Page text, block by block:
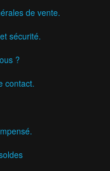
de vente.
sécurité.
?
contact.